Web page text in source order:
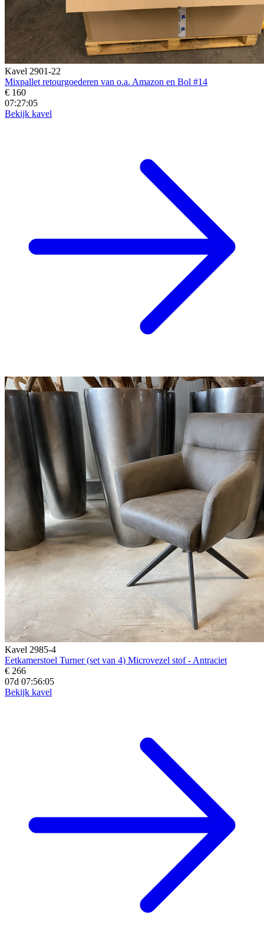
Kavel 2901-22
Mixpallet retourgoederen van o.a. Amazon en Bol #14
€ 160
07:27:04
Bekijk kavel
Kavel 2985-4
Eetkamerstoel Turner (set van 4) Microvezel stof - Antraciet
€ 266
07d 07:56:04
Bekijk kavel